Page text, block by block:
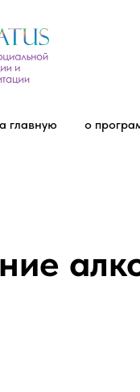
главную о